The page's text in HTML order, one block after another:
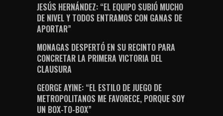
JESÚS HERNÁNDEZ: “EL EQUIPO SUBIÓ MUCHO
DE NIVEL Y TODOS ENTRAMOS CON GANAS DE
APORTAR”
MONAGAS DESPERTÓ EN SU RECINTO PARA
CONCRETAR LA PRIMERA VICTORIA DEL
CLAUSURA
GEORGE AYINE: “EL ESTILO DE JUEGO DE
METROPOLITANOS ME FAVORECE, PORQUE SOY
UN BOX-TO-BOX”